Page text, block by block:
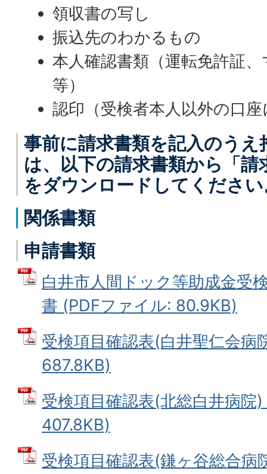
領収書の写し
振込先のわかるもの
本人確認書類（運転免許証
等）
認印（受検者本人以外の口
事前に請求書類を記入のうえ
は、以下の請求書類から「請
をダウンロードしてくださ
関係書類
申請書類
白井市人間ドック等助成金受
書 (PDFファイル: 80.9KB)
受検項目確認表(白井聖仁会病
687.8KB)
受検項目確認表(北総白井病院
407.8KB)
受検項目確認表(鎌ヶ谷総合病